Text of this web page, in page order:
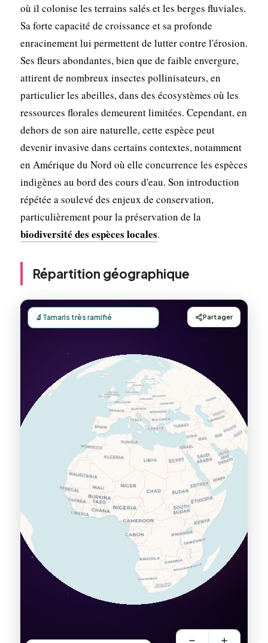
où il colonise les terrains salés et les berges fluviales.
Sa forte capacité de croissance et sa profonde
enracinement lui permettent de lutter contre l'érosion.
Ses fleurs abondantes, bien que de faible envergure,
attirent de nombreux insectes pollinisateurs, en
particulier les abeilles, dans des écosystèmes où les
ressources florales demeurent limitées. Cependant, en
dehors de son aire naturelle, cette espèce peut
devenir invasive dans certains contextes, notamment
en Amérique du Nord où elle concurrence les espèces
indigènes au bord des cours d'eau. Son introduction
répétée a soulevé des enjeux de conservation,
particulièrement pour la préservation de la
biodiversité des espèces locales.
Répartition géographique